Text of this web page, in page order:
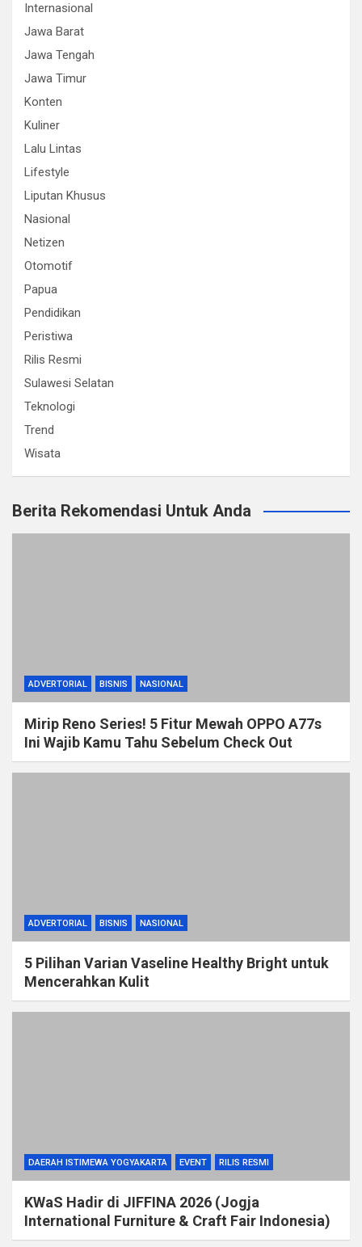
Internasional
Jawa Barat
Jawa Tengah
Jawa Timur
Konten
Kuliner
Lalu Lintas
Lifestyle
Liputan Khusus
Nasional
Netizen
Otomotif
Papua
Pendidikan
Peristiwa
Rilis Resmi
Sulawesi Selatan
Teknologi
Trend
Wisata
Berita Rekomendasi Untuk Anda
ADVERTORIAL BISNIS NASIONAL
Mirip Reno Series! 5 Fitur Mewah OPPO A77s
Ini Wajib Kamu Tahu Sebelum Check Out
ADVERTORIAL BISNIS NASIONAL
5 Pilihan Varian Vaseline Healthy Bright untuk
Mencerahkan Kulit
DAERAH ISTIMEWA YOGYAKARTA EVENT RILIS RESMI
KWaS Hadir di JIFFINA 2026 (Jogja
International Furniture & Craft Fair Indonesia)